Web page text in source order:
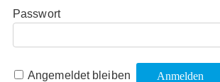
Passwort
Angemeldet bleiben